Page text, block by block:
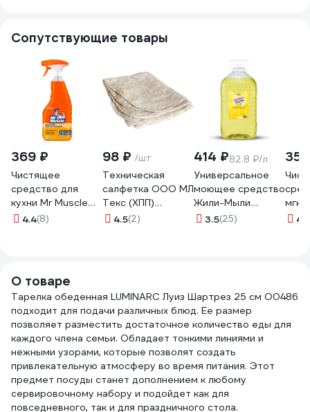
Сопутствующие товары
369 ₽
Чистящее
средство для
кухни Mr Muscle
520 мл Энергия
4.4(8)
98 ₽ /шт
Техническая
салфетка ООО МЛ
Текс (ХПП)
80x100 см, серая,
4.5(2)
414 ₽82.8 ₽/л
Универсальное
моющее средство
Жили-Мыли
"Локус" аромат
3.5(25) 4.8
О товаре
Тарелка обеденная LUMINARC Луиз Шартрез 25 см O0486
подходит для подачи различных блюд. Ее размер
позволяет разместить достаточное количество еды для
каждого члена семьи. Обладает тонкими линиями и
нежными узорами, которые позволят создать
привлекательную атмосферу во время питания. Этот
предмет посуды станет дополнением к любому
сервировочному набору и подойдет как для
повседневного, так и для праздничного стола.